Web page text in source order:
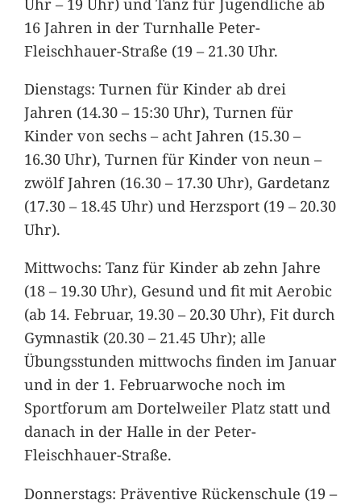
16 Jahren in der Turnhalle Peter-
Fleischhauer-Straße (19 – 21.30 Uhr.
Dienstags: Turnen für Kinder ab drei
Jahren (14.30 – 15:30 Uhr), Turnen für
Kinder von sechs – acht Jahren (15.30 –
16.30 Uhr), Turnen für Kinder von neun –
zwölf Jahren (16.30 – 17.30 Uhr), Gardetanz
(17.30 – 18.45 Uhr) und Herzsport (19 – 20.30
Uhr).
Mittwochs: Tanz für Kinder ab zehn Jahre
(18 – 19.30 Uhr), Gesund und fit mit Aerobic
(ab 14. Februar, 19.30 – 20.30 Uhr), Fit durch
Gymnastik (20.30 – 21.45 Uhr); alle
Übungsstunden mittwochs finden im Januar
und in der 1. Februarwoche noch im
Sportforum am Dortelweiler Platz statt und
danach in der Halle in der Peter-
Fleischhauer-Straße.
Donnerstags: Präventive Rückenschule (19 –